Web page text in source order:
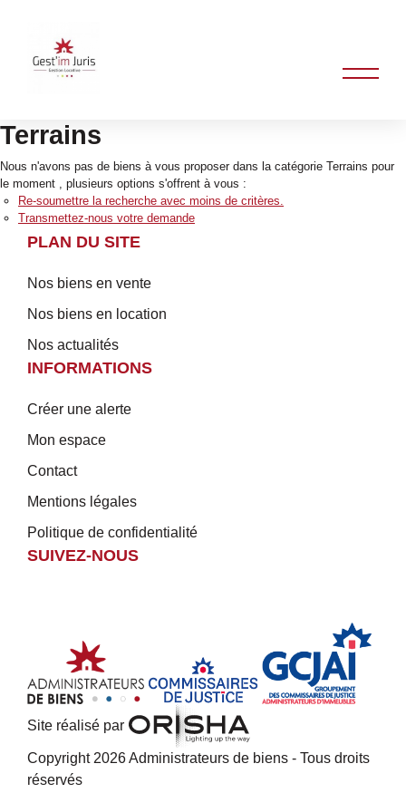
Terrains
Nous n'avons pas de biens à vous proposer dans la catégorie Terrains pour
le moment , plusieurs options s'offrent à vous :
Re-soumettre la recherche avec moins de critères.
Transmettez-nous votre demande
PLAN DU SITE
Nos biens en vente
Nos biens en location
Nos actualités
INFORMATIONS
Créer une alerte
Mon espace
Contact
Mentions légales
Politique de confidentialité
SUIVEZ-NOUS
Site réalisé par
Copyright 2026 Administrateurs de biens - Tous droits
réservés